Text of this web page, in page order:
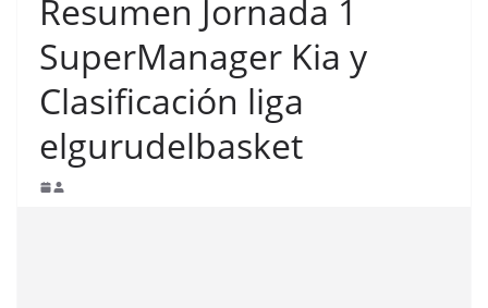
Resumen Jornada 1
SuperManager Kia y
Clasificación liga
elgurudelbasket